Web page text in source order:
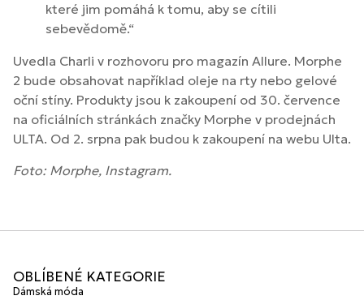
které jim pomáhá k tomu, aby se cítili
sebevědomě.“
Uvedla Charli v rozhovoru pro magazín Allure. Morphe
2 bude obsahovat například oleje na rty nebo gelové
oční stíny. Produkty jsou k zakoupení od 30. července
na oficiálních stránkách značky Morphe v prodejnách
ULTA. Od 2. srpna pak budou k zakoupení na webu Ulta.
Foto: Morphe, Instagram.
OBLÍBENÉ KATEGORIE
Dámská móda